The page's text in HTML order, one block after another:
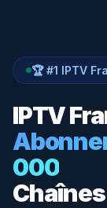
🏆 #1 IPTV
IPTV
000